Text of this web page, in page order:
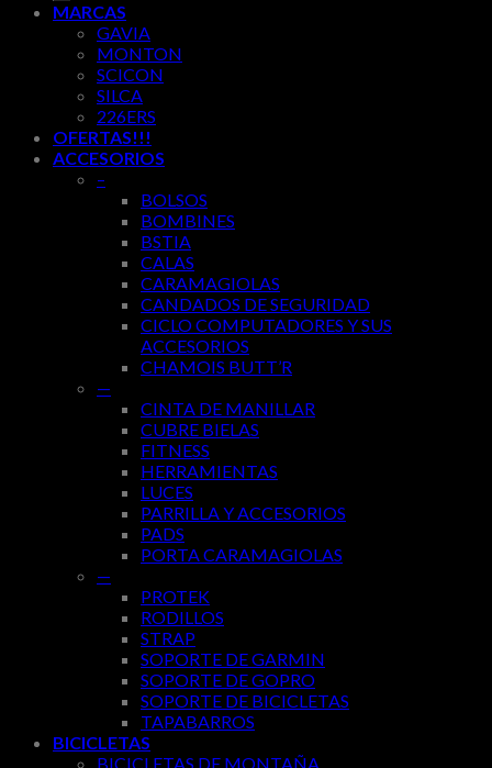
MARCAS
GAVIA
MONTON
SCICON
SILCA
226ERS
OFERTAS!!!
ACCESORIOS
–
BOLSOS
BOMBINES
BSTIA
CALAS
CARAMAGIOLAS
CANDADOS DE SEGURIDAD
CICLO COMPUTADORES Y SUS
ACCESORIOS
CHAMOIS BUTT’R
—
CINTA DE MANILLAR
CUBRE BIELAS
FITNESS
HERRAMIENTAS
LUCES
PARRILLA Y ACCESORIOS
PADS
PORTA CARAMAGIOLAS
—
PROTEK
RODILLOS
STRAP
SOPORTE DE GARMIN
SOPORTE DE GOPRO
SOPORTE DE BICICLETAS
TAPABARROS
BICICLETAS
BICICLETAS DE MONTAÑA